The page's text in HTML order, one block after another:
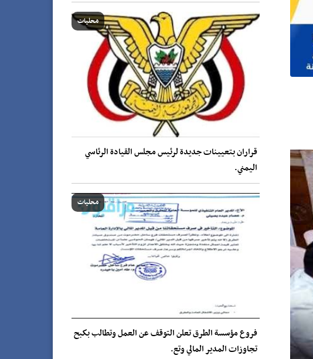
محليات
قراران بتعيينات جديدة لرئيس مجلس القيادة الرئاسي
اليمني.
محليات
فروع مؤسسة الطرق تعلن التوقف عن العمل وتطالب بكبح
تجاوزات المدير المالي وتع.